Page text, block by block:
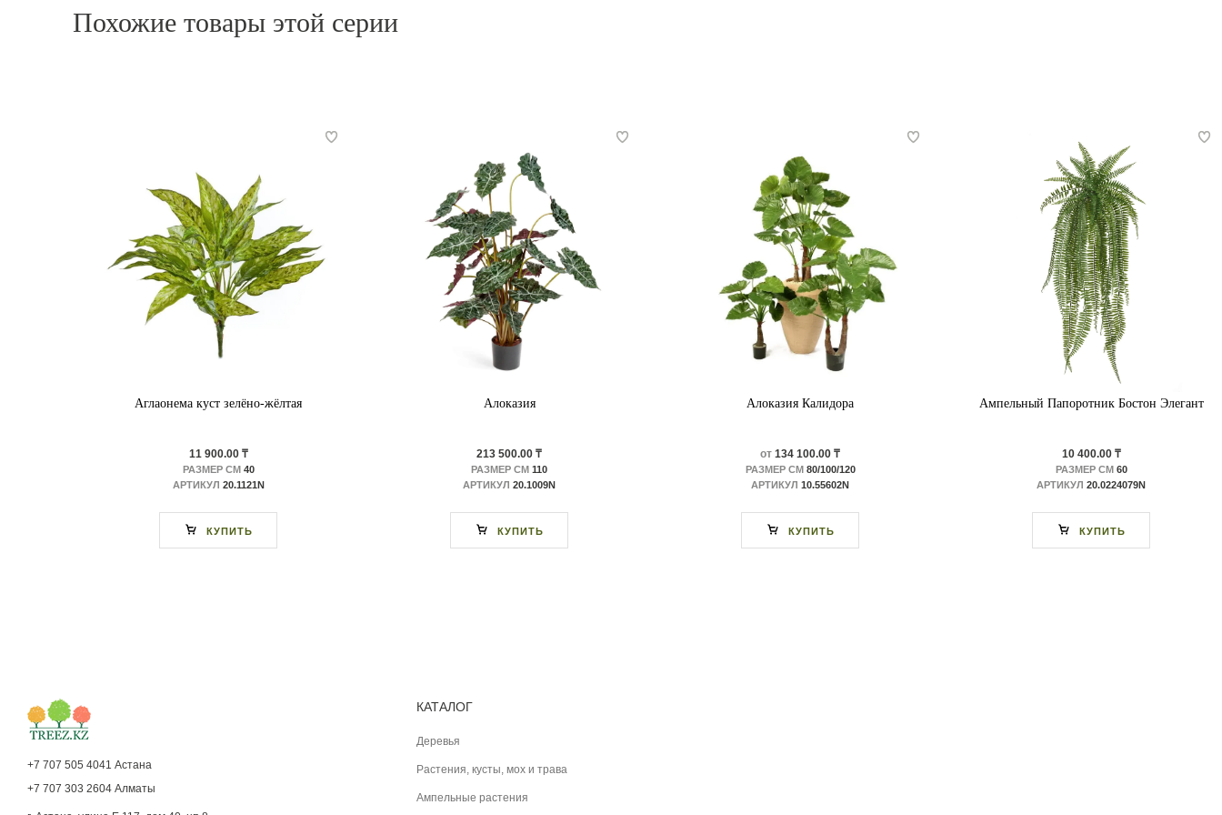
Похожие товары этой серии
Аглаонема куст зелёно-жёлтая
11 900.00 ₸
РАЗМЕР СМ40
АРТИКУЛ 20.1121N
КУПИТЬ
Алоказия
213 500.00 ₸
РАЗМЕР СМ 110
АРТИКУЛ 20.1009N
КУПИТЬ
Алоказия Калидора
от 134 100.00 ₸
РАЗМЕР СМ80/100/120
АРТИКУЛ 10.55602N
КУПИТЬ
Ампельный Папоротник Бостон Элегант
10 400.00 ₸
РАЗМЕР СМ60
АРТИКУЛ 20.0224079N
КУПИТЬ
КАТАЛОГ
Деревья
Растения, кусты, мох и трава
Ампельные растения
+7 707 505 4041 Астана
+7 707 303 2604 Алматы